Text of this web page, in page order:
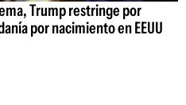
Trump restringe por
por nacimiento en EEUU